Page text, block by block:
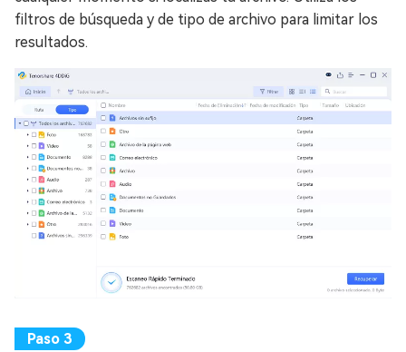
filtros de búsqueda y de tipo de archivo para limitar los
resultados.